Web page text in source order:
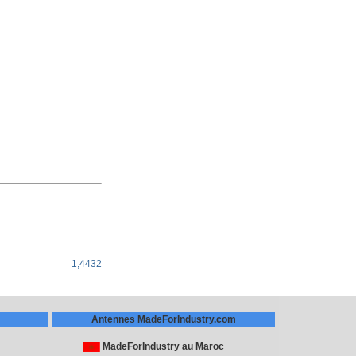
1,4432
Antennes MadeForIndustry.com
MadeForIndustry au Maroc